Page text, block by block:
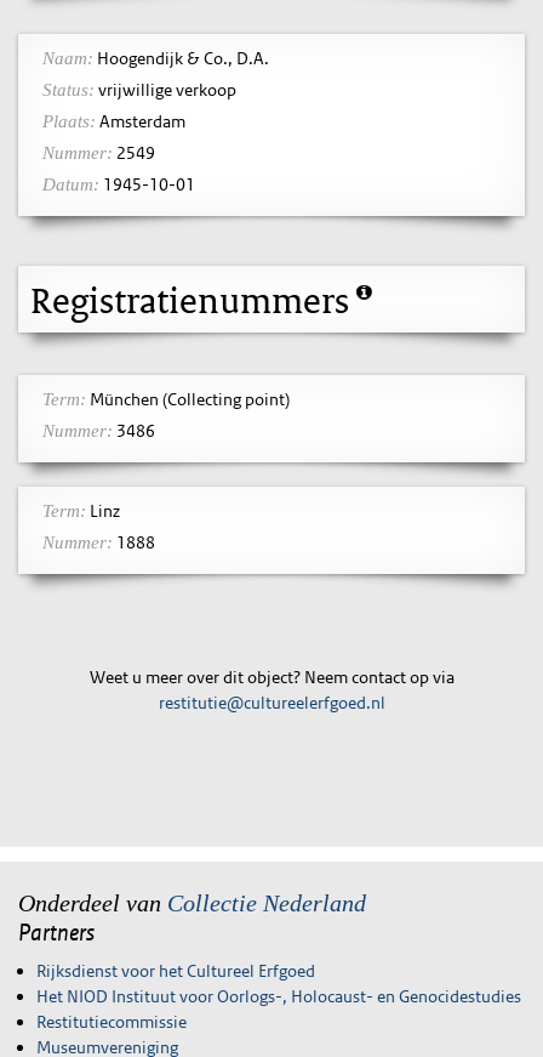
Naam: Hoogendijk & Co., D.A.
Status: vrijwillige verkoop
Plaats: Amsterdam
Nummer: 2549
Datum: 1945-10-01
Registratienummers
Term: München (Collecting point)
Nummer: 3486
Term: Linz
Nummer: 1888
Weet u meer over dit object? Neem contact op via
restitutie@cultureelerfgoed.nl
Onderdeel van Collectie Nederland
Partners
Rijksdienst voor het Cultureel Erfgoed
Het NIOD Instituut voor Oorlogs-, Holocaust- en Genocidestudies
Restitutiecommissie
Museumvereniging